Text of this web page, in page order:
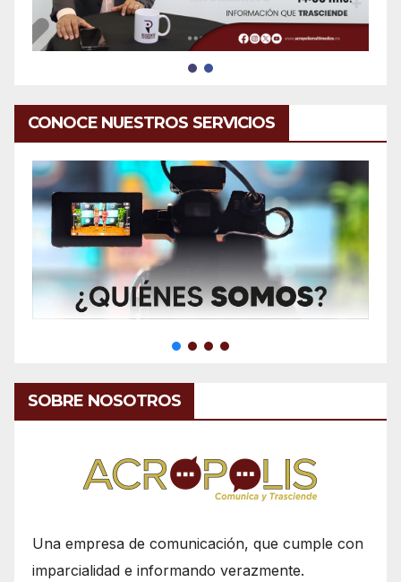
CONOCE NUESTROS SERVICIOS
SOBRE NOSOTROS
Una empresa de comunicación, que cumple con
imparcialidad e informando verazmente.